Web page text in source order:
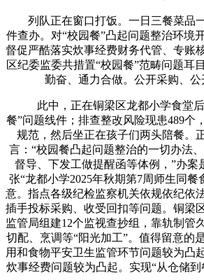
列队正在窗口打饭。一日三餐菜品
件查办。对“校园餐”凸起问题整治环境
督促严酷落实炊事经费财务代管、专账
区纪委监委共措置“校园餐”范畴问题耳
勤奋、通力合做。公开采购、公
此中，正在铜梁区龙都小学食堂后
餐”问题线件；排查整改风险现患489个
规范，然后坐正在孩子们两头陪餐。
言：“校园餐凸起问题整治的一切办法
督导、下发工做提醒函等体例，”办案
张“龙都小学2025年秋期第7周师生同餐
意。指点各级纪检监察机关依规依纪依
插手投标采购、收受回扣等问题。铜梁
监管局组建12个监视查抄组，靠轨制管
切配、烹调等“阳光加工”。值得留意的
用和食物平安卫生监管环节问题较为凸
炊事经费问题较为凸起。实现“从仓储到